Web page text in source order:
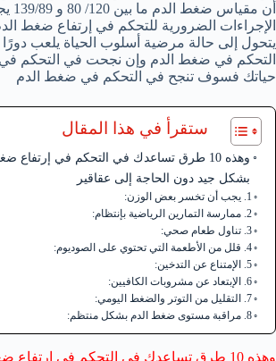
أن
الإجراءات الضرورية للتحكم في إرتفاع ضغط
يتحول إلى حالة مرضية أسلوب الحياة يلعب دورًا
التحكم في ضغط الدم وإن نجحت في التحكم
حياتك فسوف تنجح في التحكم في ضغط الدم
ستقرأ في هذا المقال
وهذه 10 طرق تساعدك في التحكم في إرتفاع
بشكل جيد دون الحاجة إلى عقاقير
1. يجب أن تخسر بعض الوزن:
2. ممارسة التمارين الرياضية بإنتظام:
3. تناول طعام صحي:
4. قلل من الأطعمة التي تحتوي على الصوديوم:
5. الإمتناع عن التدخين:
6. الإبتعاد عن مشروبات الكافيين:
7. التقليل من التوتر والضغط اليومي:
8. مراقبة مستوى ضغط الدم بشكل منتظم:
وهذه 10 طرق تساعدك في التحكم في إرتفاع